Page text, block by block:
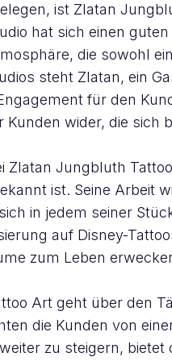
ist Zlatan
hat sich einen
die sowohl
steht Zlatan, ein
für den
wider, die sich
Zlatan Jungbluth
ist. Seine Arbeit
in jedem seiner
auf Disney-
zum Leben
Art geht über den
die Kunden von
zu steigern,